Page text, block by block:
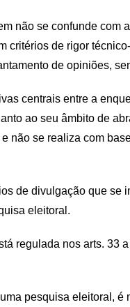
não se confunde com
critérios de rigor
de opiniões,
centrais entre a
ao seu âmbito de
não se realiza com
de divulgação que se
eleitoral.
regulada nos arts. 33
pesquisa eleitoral,